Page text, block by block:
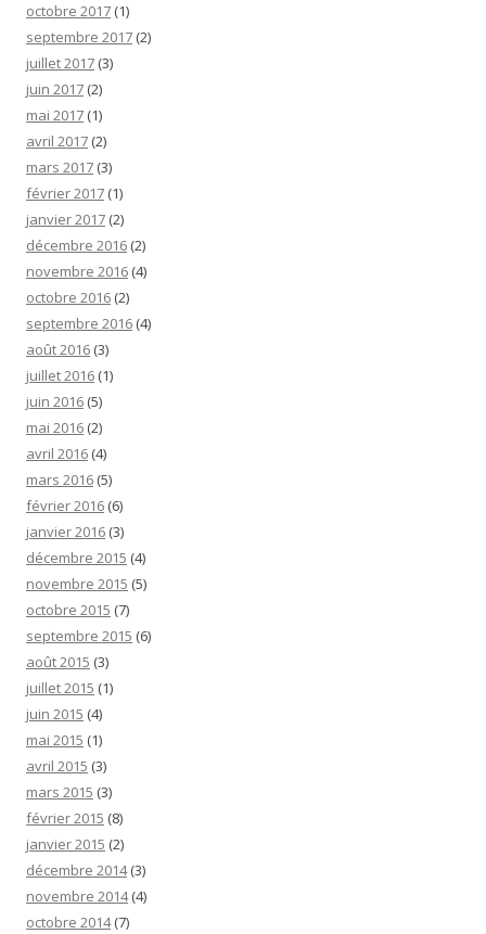
octobre 2017 (1)
septembre 2017 (2)
juillet 2017 (3)
juin 2017 (2)
mai 2017 (1)
avril 2017 (2)
mars 2017 (3)
février 2017 (1)
janvier 2017 (2)
décembre 2016 (2)
novembre 2016 (4)
octobre 2016 (2)
septembre 2016 (4)
août 2016 (3)
juillet 2016 (1)
juin 2016 (5)
mai 2016 (2)
avril 2016 (4)
mars 2016 (5)
février 2016 (6)
janvier 2016 (3)
décembre 2015 (4)
novembre 2015 (5)
octobre 2015 (7)
septembre 2015 (6)
août 2015 (3)
juillet 2015 (1)
juin 2015 (4)
mai 2015 (1)
avril 2015 (3)
mars 2015 (3)
février 2015 (8)
janvier 2015 (2)
décembre 2014(3)
novembre 2014(4)
octobre 2014(7)